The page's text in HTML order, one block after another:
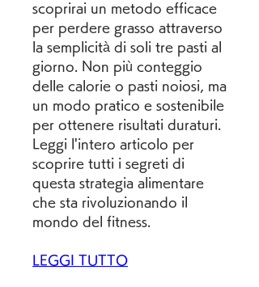
scoprirai un metodo efficace
per perdere grasso attraverso
la semplicità di soli tre pasti al
giorno. Non più conteggio
delle calorie o pasti noiosi, ma
un modo pratico e sostenibile
per ottenere risultati duraturi.
Leggi l'intero articolo per
scoprire tutti i segreti di
questa strategia alimentare
che sta rivoluzionando il
mondo del fitness.
LEGGI TUTTO